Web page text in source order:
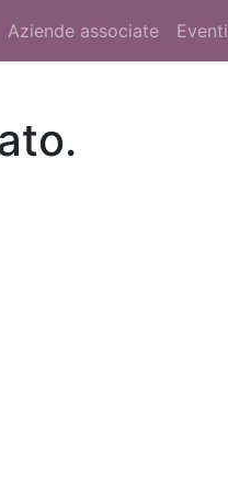
Aziende associate Eventi